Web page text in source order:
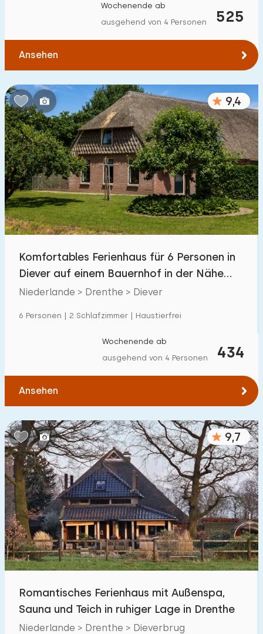
525
Wochenende ab
ausgehend von 4 Personen
Ansehen
9,4
Komfortables Ferienhaus für 6 Personen in
Diever auf einem Bauernhof in der Nähe
des Drents Friese Wold
Niederlande > Drenthe > Diever
6 Personen | 2 Schlafzimmer | Haustierfrei
434
Wochenende ab
ausgehend von 4 Personen
Ansehen
9,7
Romantisches Ferienhaus mit Außenspa,
Sauna und Teich in ruhiger Lage in Drenthe
Niederlande > Drenthe > Dieverbrug